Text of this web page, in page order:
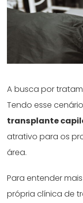
A busca por
Tendo esse
transplante
atrativo para os
área.
Para entender
própria clínica de